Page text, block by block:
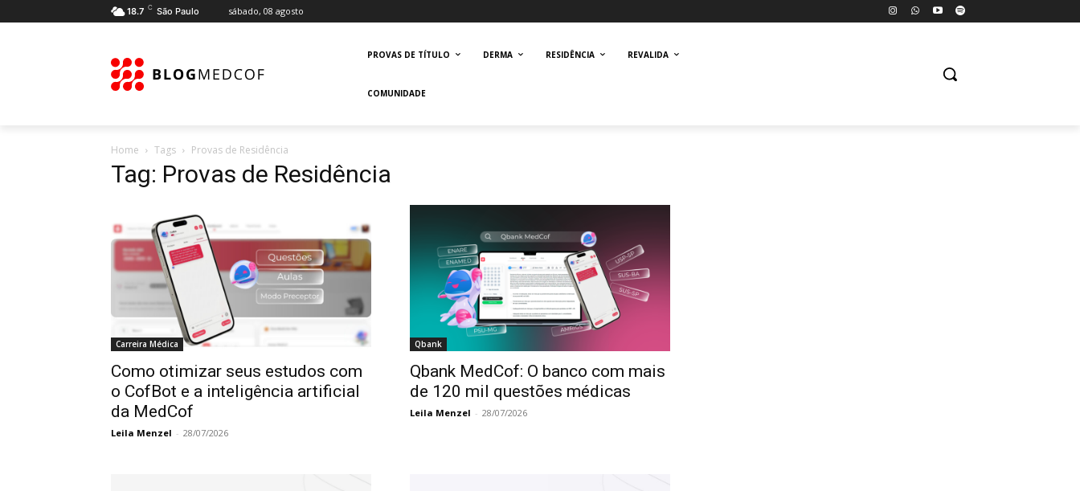
18.7 C São Paulo sábado, 08 agosto
PROVAS DE TÍTULO DERMA RESIDÊNCIA REVALIDA
COMUNIDADE
Home Tags Provas de Residência
Tag: Provas de Residência
Carreira Médica
Como otimizar seus estudos com
o CofBot e a inteligência artificial
da MedCof
Leila Menzel - 28/07/2026
Qbank
Qbank MedCof: O banco com mais
de 120 mil questões médicas
Leila Menzel - 28/07/2026